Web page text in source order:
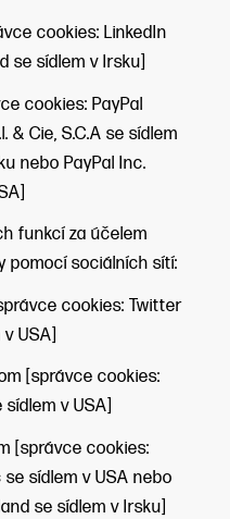
cookies: LinkedIn
se sídlem v Irsku]
cookies: PayPal
& Cie, S.C.A se sídlem
nebo PayPal Inc.
funkcí za účelem
pomocí sociálních sítí:
cookies: Twitter
USA]
[správce cookies:
v USA]
[správce cookies:
sídlem v USA nebo
se sídlem v Irsku]